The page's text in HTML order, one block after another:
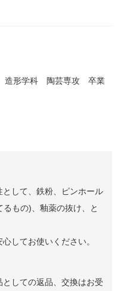
造形学科 陶芸専攻 卒業
して、鉄粉、ピンホール
もの)、釉薬の抜け、と
してお使いください。
しての返品、交換はお受